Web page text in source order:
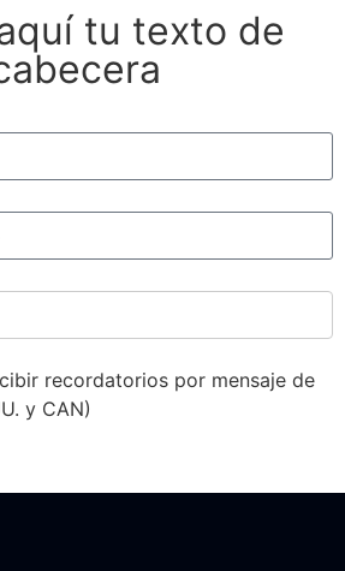
tu texto de
recordatorios por mensaje de
y CAN)